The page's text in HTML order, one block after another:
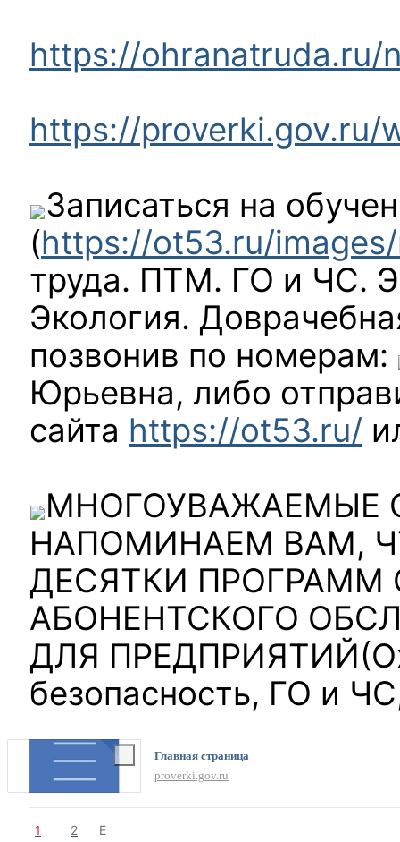
https://ohranatruda.ru/
https://proverki.gov.ru/
Записаться на
(https://ot53.ru/
труда. ПТМ. ГО и ЧС.
Экология.
позвонив по номерам:
Юрьевна, либо
сайта https://ot53.ru/
МНОГОУВАЖАЕМЫЕ
НАПОМИНАЕМ ВАМ,
ДЕСЯТКИ ПРОГРАММ
АБОНЕНТСКОГО
ДЛЯ
безопасность, ГО и
Главная страница
proverki.gov.ru
1 2 Е